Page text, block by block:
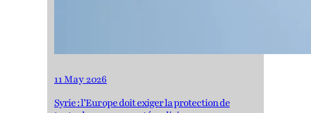
11 May 2026
Syrie : l’Europe doit exiger la protection de